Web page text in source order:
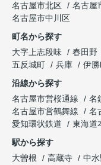
名古屋市北区
名古屋
名古屋市中川区
町名から探す
大字上志段味
春田野
五反城町
兵庫 伊
沿線から探す
名古屋市営桜通線
名
名古屋市営鶴舞線
名
愛知環状鉄道
東海道
駅から探す
大曽根
高蔵寺 中